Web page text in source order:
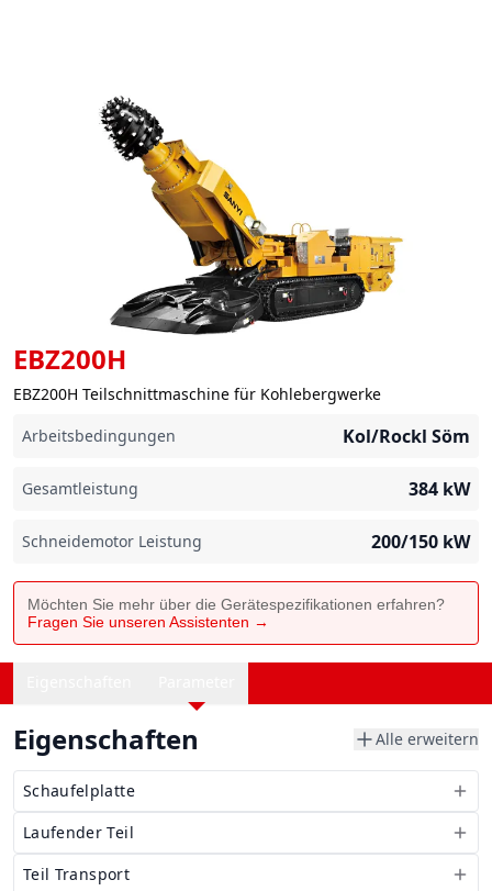
EBZ200H
EBZ200H Teilschnittmaschine für Kohlebergwerke
Arbeitsbedingungen
Kol/Rockl Söm
Gesamtleistung 384 kW
Schneidemotor Leistung 200/150 kW
Möchten Sie mehr über die Gerätespezifikationen erfahren?
Fragen Sie unseren Assistenten →
Eigenschaften Alle erweitern
Schaufelplatte
Laufender Teil
Teil Transport